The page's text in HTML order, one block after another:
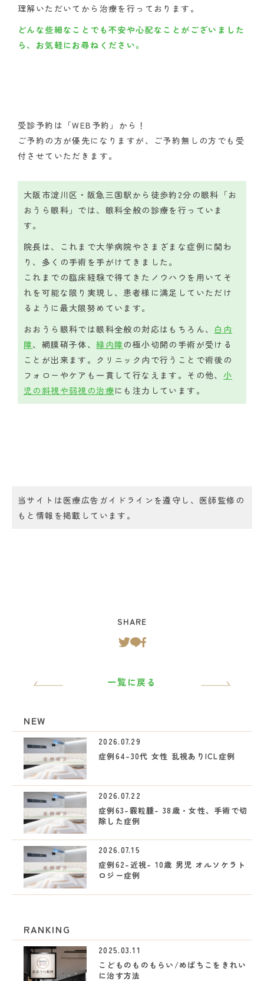
理解いただいてから治療を行っております。
どんな些細なことでも不安や心配なことがございました
ら、お気軽にお尋ねください。
受診予約は「WEB予約」から！
ご予約の方が優先になりますが、ご予約無しの方でも受
付させていただきます。
大阪市淀川区・阪急三国駅から徒歩約2分の眼科「お
おうら眼科」では、眼科全般の診療を行っていま
す。
院長は、これまで大学病院やさまざまな症例に関わ
り、多くの手術を手がけてきました。
これまでの臨床経験で得てきたノウハウを用いてそ
れを可能な限り実現し、患者様に満足していただけ
るように最大限努めています。
おおうら眼科では眼科全般の対応はもちろん、 白内
障、網膜硝子体、緑内障 の極小切開の手術が受ける
ことが出来ます。クリニック内で行うことで術後の
フォローやケアも一貫して行なえます。その他、 小
児の斜視や弱視の治療にも注力しています。
当サイトは医療広告ガイドラインを遵守し、医師監修の
もと情報を掲載しています。
SHARE
一覧に戻る
NEW
2026.07.29
症例64-30代 女性 乱視ありICL症例
2026.07.22
症例63-霰粒腫- 38歳・女性、手術で切
除した症例
2026.07.15
症例62-近視- 10歳 男児 オルソケラト
ロジー症例
RANKING
2025.03.11
こどものものもらい/めばちこをきれい
に治す方法